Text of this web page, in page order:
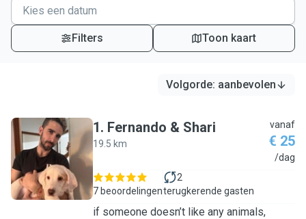
Filters Toon kaart
Volgorde: aanbevolen
F
1. Fernando & Shari
19.5 km
vanaf
€ 25
/dag
7 beoordelingen
2
terugkerende gasten
if someone doesn’t like any animals,